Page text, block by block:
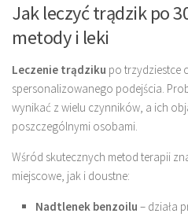
Jak leczyć trądzik po
metody i leki
Leczenie trądziku po trzydziestce
spersonalizowanego podejścia.
wynikać z wielu czynników, a ich
poszczególnymi osobami.
Wśród skutecznych metod terapii
miejscowe, jak i doustne:
Nadtlenek benzoilu – działa